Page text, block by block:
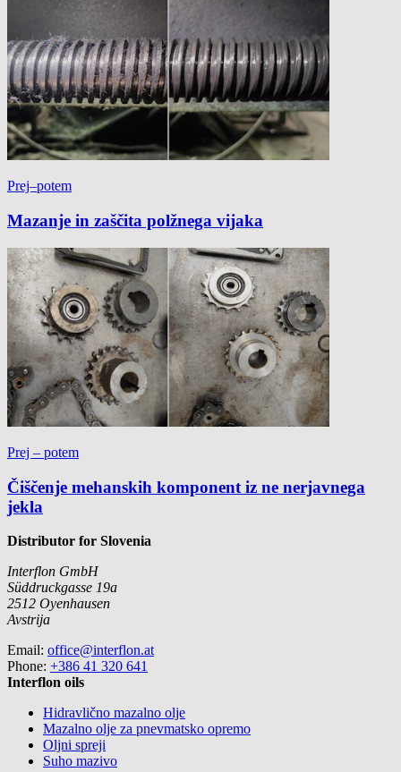
Prej–potem
Mazanje in zaščita polžnega vijaka
Prej – potem
Čiščenje mehanskih komponent iz ne nerjavnega
jekla
Distributor for Slovenia
Interflon GmbH
Süddruckgasse 19a
2512 Oyenhausen
Avstrija
Email: office@interflon.at
Phone: +386 41 320 641
Interflon oils
Hidravlično mazalno olje
Mazalno olje za pnevmatsko opremo
Oljni spreji
Suho mazivo